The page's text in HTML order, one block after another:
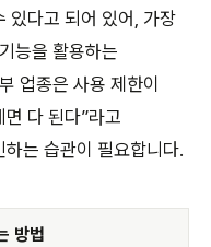
있다고 되어 있어, 가장
능을 활용하는
업종은 사용 제한이
다 된다”라고
는 습관이 필요합니다.
방법